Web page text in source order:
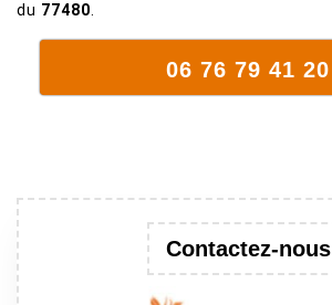
du 77480
06 76 79 41 20
Contactez-nous